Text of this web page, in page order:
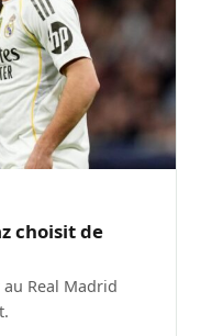
choisit de
Real Madrid